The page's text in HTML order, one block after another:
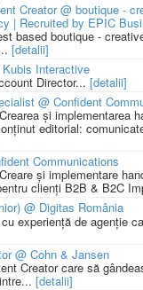
Creator @ boutique -
| Recruited by EPIC
based boutique -
[detalii]
Interactive
Director... [detalii]
@ Confident
și implementarea
editorial:
Communications
și implementare
clienți B2B & B2C
@ Digitas România
experiență de agenție
@ Cohn & Jansen
Creator care să
[detalii]